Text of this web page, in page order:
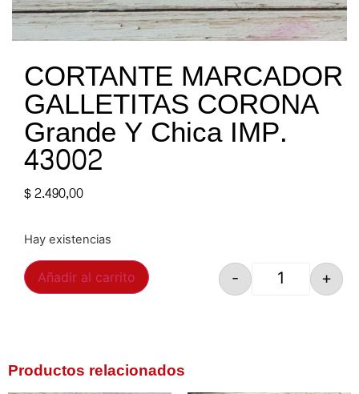
CORTANTE MARCADOR
GALLETITAS CORONA
Grande Y Chica IMP.
43002
$2.490,00
Hay existencias
- +
Añadir al carrito
Productos relacionados